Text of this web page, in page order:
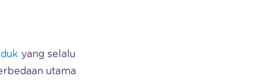
yang selalu
utama